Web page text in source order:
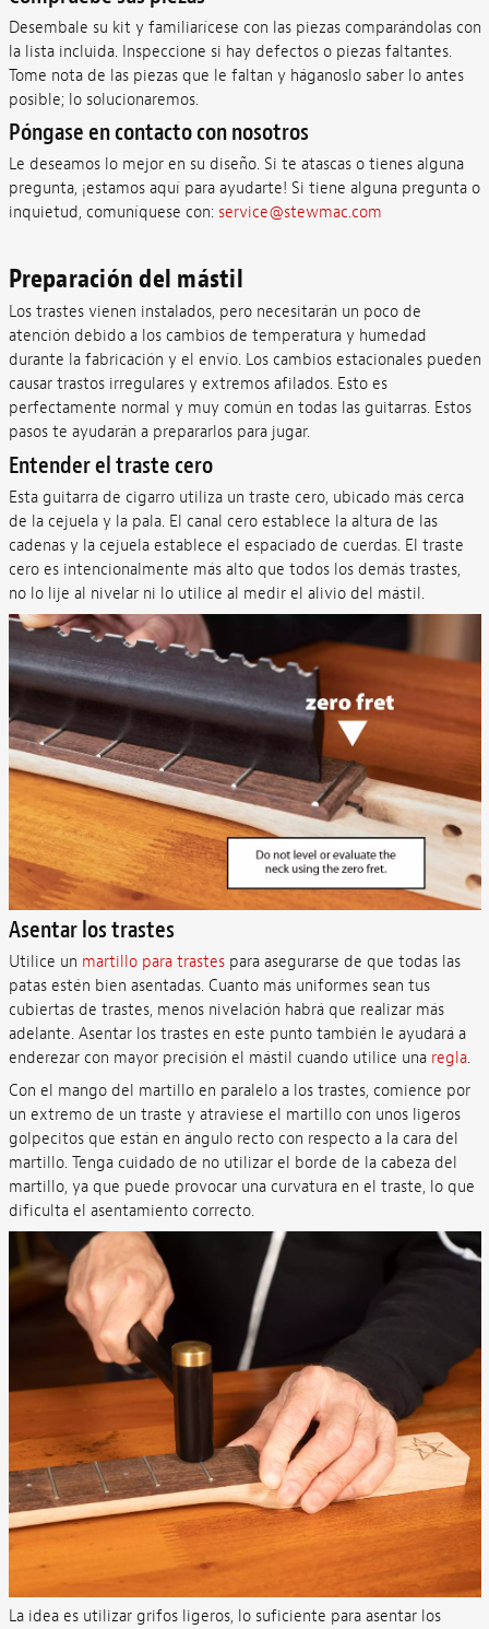
Desembale su kit y familiarícese con las piezas comparándolas con
la lista incluida. Inspeccione si hay defectos o piezas faltantes.
Tome nota de las piezas que le faltan y háganoslo saber lo antes
posible; lo solucionaremos.
Póngase en contacto con nosotros
Le deseamos lo mejor en su diseño. Si te atascas o tienes alguna
pregunta, ¡estamos aquí para ayudarte! Si tiene alguna pregunta o
inquietud, comuníquese con: service@stewmac.com
Preparación del mástil
Los trastes vienen instalados, pero necesitarán un poco de
atención debido a los cambios de temperatura y humedad
durante la fabricación y el envío. Los cambios estacionales pueden
causar trastos irregulares y extremos afilados. Esto es
perfectamente normal y muy común en todas las guitarras. Estos
pasos te ayudarán a prepararlos para jugar.
Entender el traste cero
Esta guitarra de cigarro utiliza un traste cero, ubicado más cerca
de la cejuela y la pala. El canal cero establece la altura de las
cadenas y la cejuela establece el espaciado de cuerdas. El traste
cero es intencionalmente más alto que todos los demás trastes,
no lo lije al nivelar ni lo utilice al medir el alivio del mástil.
Asentar los trastes
Utilice un martillo para trastespara asegurarse de que todas las
patas estén bien asentadas. Cuanto más uniformes sean tus
cubiertas de trastes, menos nivelación habrá que realizar más
adelante. Asentar los trastes en este punto también le ayudará a
enderezar con mayor precisión el mástil cuando utilice una regla.
Con el mango del martillo en paralelo a los trastes, comience por
un extremo de un traste y atraviese el martillo con unos ligeros
golpecitos que están en ángulo recto con respecto a la cara del
martillo. Tenga cuidado de no utilizar el borde de la cabeza del
martillo, ya que puede provocar una curvatura en el traste, lo que
dificulta el asentamiento correcto.
La idea es utilizar grifos ligeros, lo suficiente para asentar los